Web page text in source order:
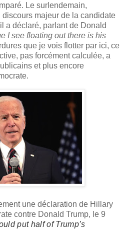
Le surlendemain,
discours majeur de la candidate
a déclaré, parlant de Donald
I see floating out there is his
que je vois flotter par ici, ce
pas forcément calculée, a
et plus encore
une déclaration de Hillary
contre Donald Trump, le 9
put half of Trump’s